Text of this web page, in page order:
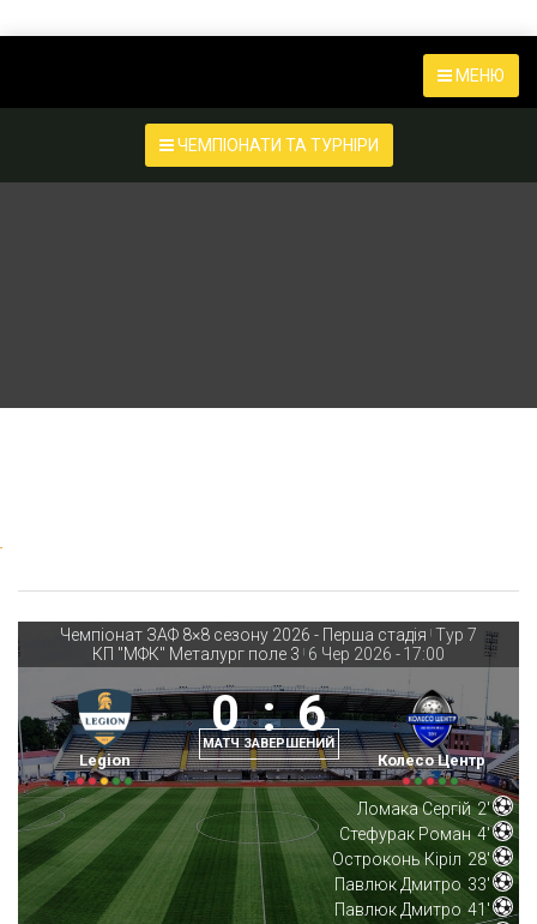
МЕНЮ
ЧЕМПІОНАТИ ТА ТУРНІРИ
Чемпіонат ЗАФ 8×8 сезону 2026 - Перша стадія | Тур 7
КП "МФК" Металург поле 3 | 6 Чер 2026 - 17:00
Legion
0 : 6
МАТЧ ЗАВЕРШЕНИЙ
Колесо Центр
Ломака Сергій 2'
Стефурак Роман 4'
Остроконь Кіріл 28'
Павлюк Дмитро 33'
Павлюк Дмитро 41'